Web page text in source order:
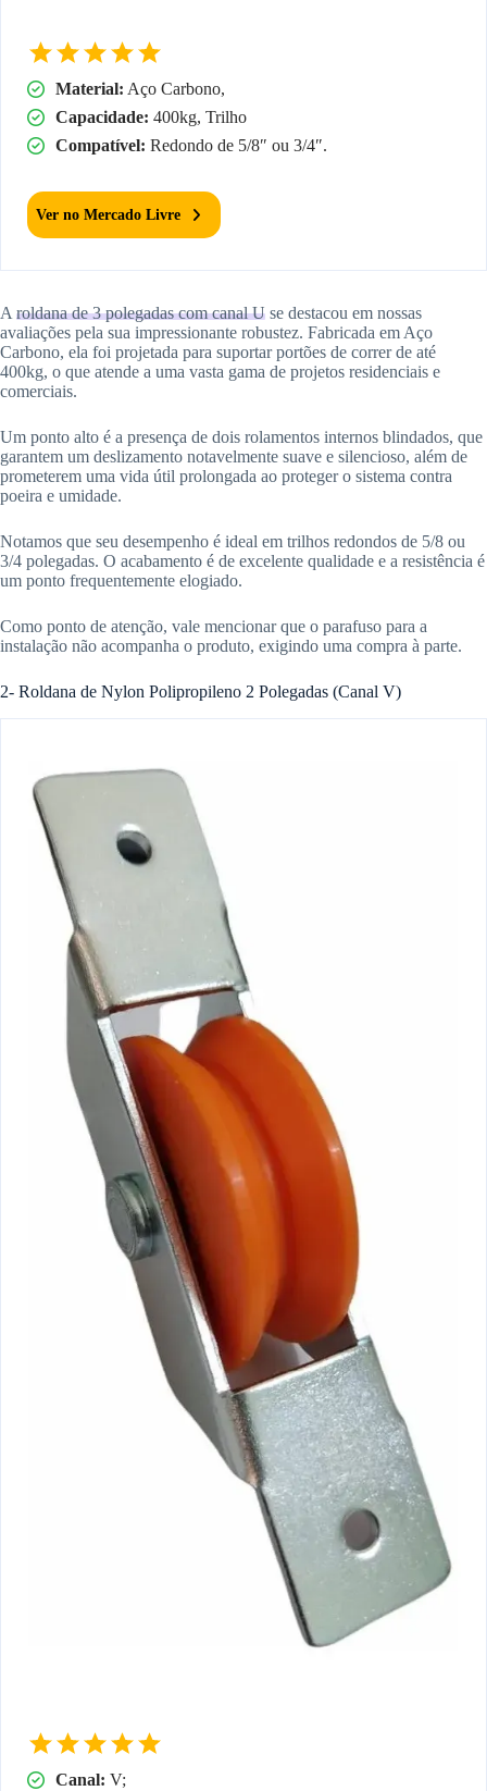
Material: Aço Carbono,
Capacidade: 400kg, Trilho
Compatível: Redondo de 5/8″ ou 3/4″.
Ver no Mercado Livre
A roldana de 3 polegadas com canal U se destacou em nossas
avaliações pela sua impressionante robustez. Fabricada em Aço
Carbono, ela foi projetada para suportar portões de correr de até
400kg, o que atende a uma vasta gama de projetos residenciais e
comerciais.
Um ponto alto é a presença de dois rolamentos internos blindados, que
garantem um deslizamento notavelmente suave e silencioso, além de
prometerem uma vida útil prolongada ao proteger o sistema contra
poeira e umidade.
Notamos que seu desempenho é ideal em trilhos redondos de 5/8 ou
3/4 polegadas. O acabamento é de excelente qualidade e a resistência é
um ponto frequentemente elogiado.
Como ponto de atenção, vale mencionar que o parafuso para a
instalação não acompanha o produto, exigindo uma compra à parte.
2- Roldana de Nylon Polipropileno 2 Polegadas (Canal V)
Canal: V;